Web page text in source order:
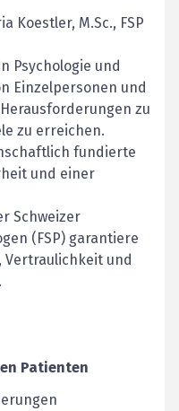
Koestler, M.Sc., FSP
Psychologie und
Einzelpersonen und
zu
zu erreichen.
fundierte
und einer
Schweizer
(FSP) garantiere
Vertraulichkeit und
Patienten